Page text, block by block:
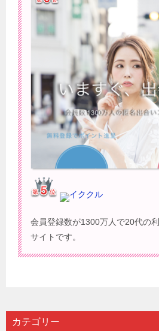
イククル
会員登録数が1300万人で20代の
サイトです。
カテゴリー